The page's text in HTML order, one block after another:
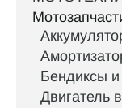
Бендиксы
Двигатель